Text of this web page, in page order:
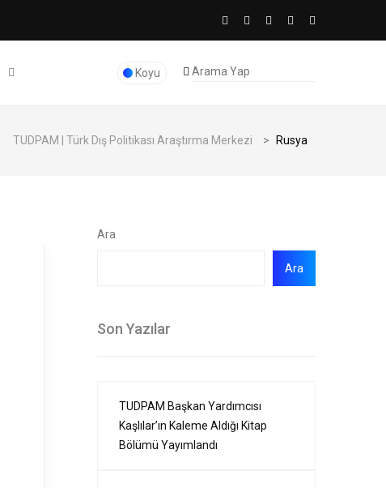
Koyu
TUDPAM | Türk Dış Politikası Araştırma Merkezi > Rusya
Ara
Ara
Son Yazılar
TUDPAM Başkan Yardımcısı
Kaşlılar’ın Kaleme Aldığı Kitap
Bölümü Yayımlandı